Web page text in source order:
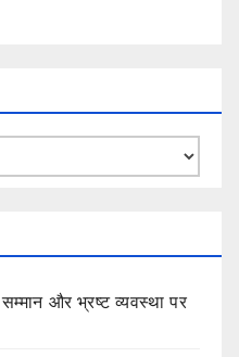
और भ्रष्ट व्यवस्था पर